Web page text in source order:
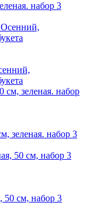
набор 3
зеленая. набор 3
50 см, набор 3